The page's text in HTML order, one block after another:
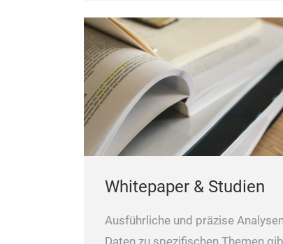
Whitepaper & Studien
Ausführliche und präzise